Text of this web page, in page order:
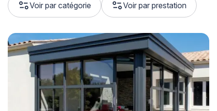
Voir par catégorie Voir par prestation